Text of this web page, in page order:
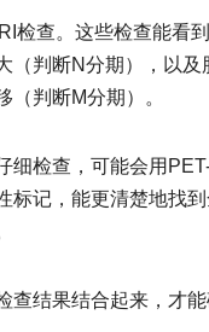
检查。这些检查能看
（判断N分期），以及
（判断M分期）。
细检查，可能会用
标记，能更清楚地找
查结果结合起来，才能